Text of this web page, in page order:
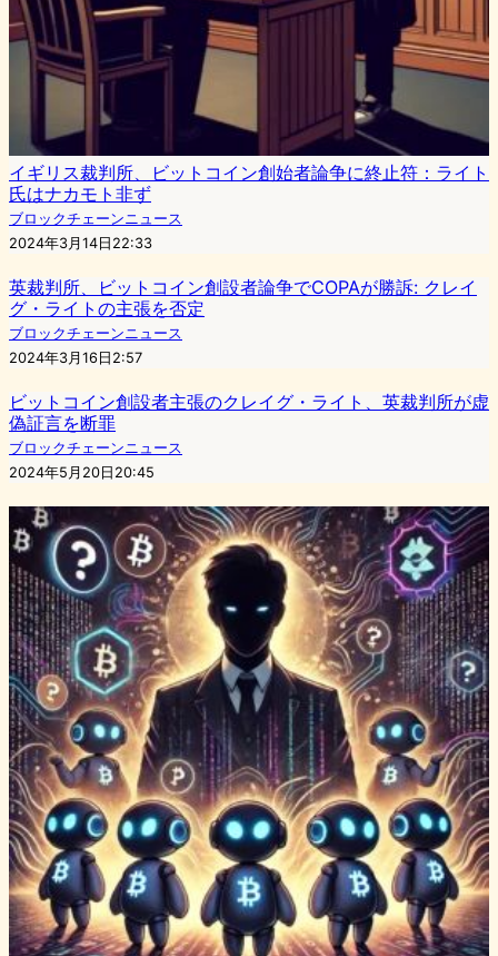
イギリス裁判所、ビットコイン創始者論争に終止符：ライト
氏はナカモト非ず
ブロックチェーンニュース
2024年3月14日22:33
英裁判所、ビットコイン創設者論争でCOPAが勝訴: クレイ
グ・ライトの主張を否定
ブロックチェーンニュース
2024年3月16日2:57
ビットコイン創設者主張のクレイグ・ライト、英裁判所が虚
偽証言を断罪
ブロックチェーンニュース
2024年5月20日20:45